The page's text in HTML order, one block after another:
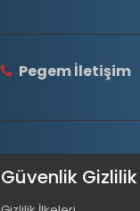
Pegem İletişim
Güvenlik Gizlilik